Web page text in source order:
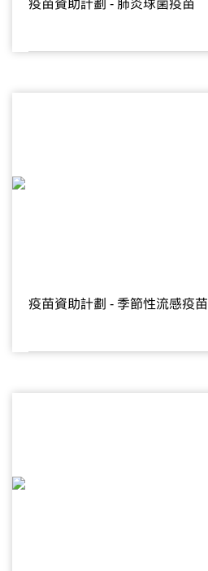
疫苗資助計劃 - 肺炎球菌疫苗
疫苗資助計劃 - 季節性流感疫苗